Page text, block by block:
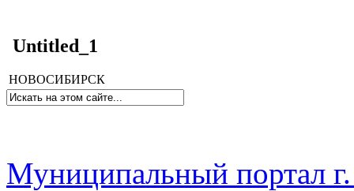
Untitled_1
НОВОСИБИРСК
Муниципальный портал